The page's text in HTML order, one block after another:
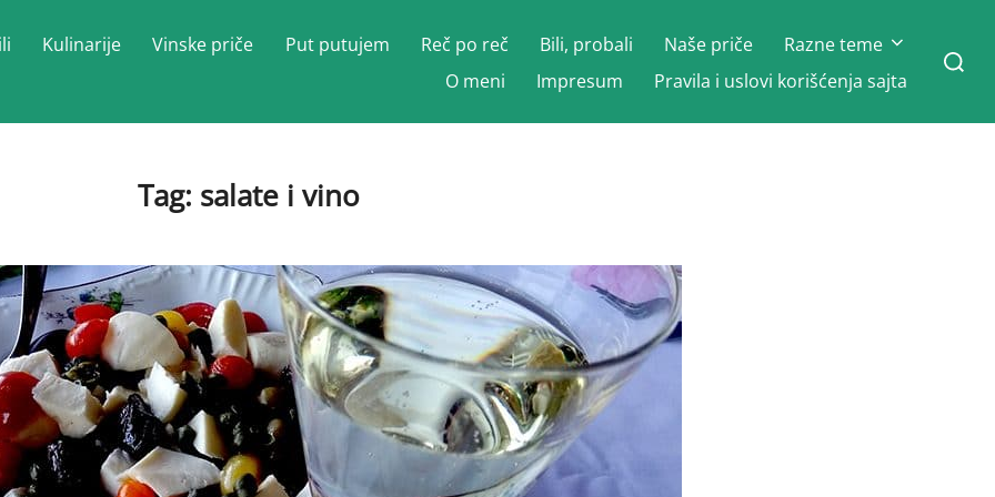
Kulinarije Vinske priče Put putujem Reč po reč Bili, probali Naše priče
Razne teme
O meni
Impresum Pravila i uslovi korišćenja sajta
Search
for:
Tag: salate i vino